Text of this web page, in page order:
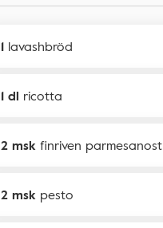
1 lavashbröd
1 dl ricotta
2 msk finriven parmesanost
2 msk pesto